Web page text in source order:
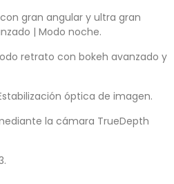
con gran angular y ultra gran
| Modo noche.
retrato con bokeh avanzado y
óptica de imagen.
la cámara TrueDepth